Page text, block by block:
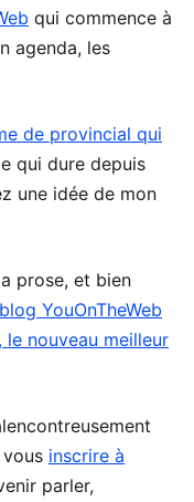
qui commence à
agenda, les
de provincial qui
qui dure depuis
une idée de mon
prose, et bien
blog YouOnTheWeb
le nouveau meilleur
inscrire à
parler,